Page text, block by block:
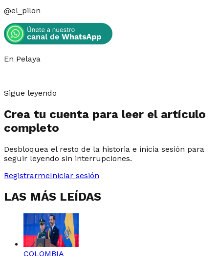
@el_pilon
En Pelaya
Sigue leyendo
Crea tu cuenta para leer el artículo
completo
Desbloquea el resto de la historia e inicia sesión para
seguir leyendo sin interrupciones.
RegistrarmeIniciar sesión
LAS MÁS LEÍDAS
COLOMBIA